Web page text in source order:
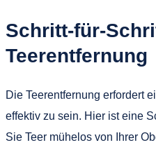
Schritt-für-
Teerentfernung
Die Teerentfernung erfordert
effektiv zu sein. Hier ist eine
Sie Teer mühelos von Ihrer